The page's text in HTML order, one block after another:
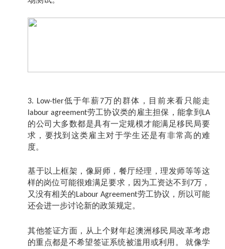
3. Low-tier低于年薪7万的群体，目前来看只能走
labour agreement劳工协议类的雇主担保，能拿到 LA
的公司大多数都是具有一定规模才能满足移民局要
求，要找到这类雇主对于学生还是有非常高的难
度。
基于以上框架，像厨师，餐厅经理，理发师等等这
样的岗位可能很难满足要求，因为工资达不到 7万，
又没有相关的Labour Agreement劳工协议，所以可能
还会进一步讨论新的政策规定。
其他签证方面，从上个财年起澳洲移民局改革考虑
的重点都是不希望签证系统被滥用或利用。
就像学